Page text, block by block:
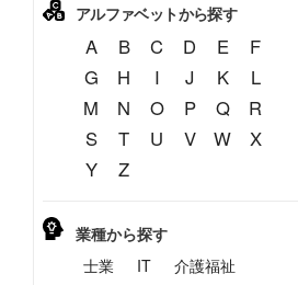
アルファベットから探す
A B C D E
F
G
H I J K
L
M
N O P Q
R
S
T U V W
X
Y
Z
業種から探す
士業
IT
介護福祉